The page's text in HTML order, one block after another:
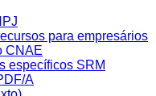
para empresários
CNAE
específicos SRM
A